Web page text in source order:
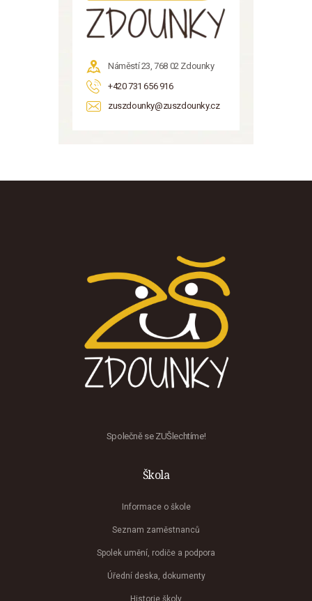
Náměstí 23, 768 02 Zdounky
+420 731 656 916
zuszdounky@zuszdounky.cz
Společně se ZUŠlechtíme!
Škola
Informace o škole
Seznam zaměstnanců
Spolek umění, rodiče a podpora
Úřední deska, dokumenty
Historie školy